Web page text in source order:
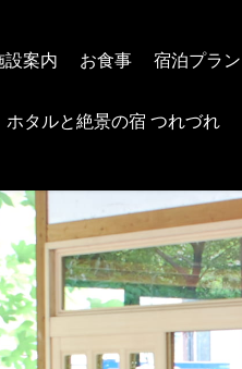
設案内 お食事 宿泊プラン
ホタルと絶景の宿 つれづれ